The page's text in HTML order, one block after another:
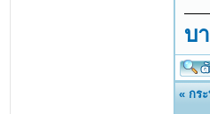
บ
«กร